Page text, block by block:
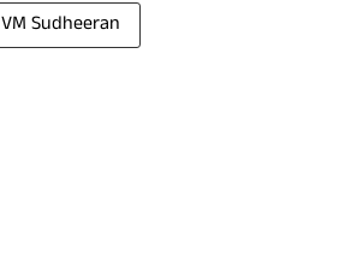
VM Sudheeran